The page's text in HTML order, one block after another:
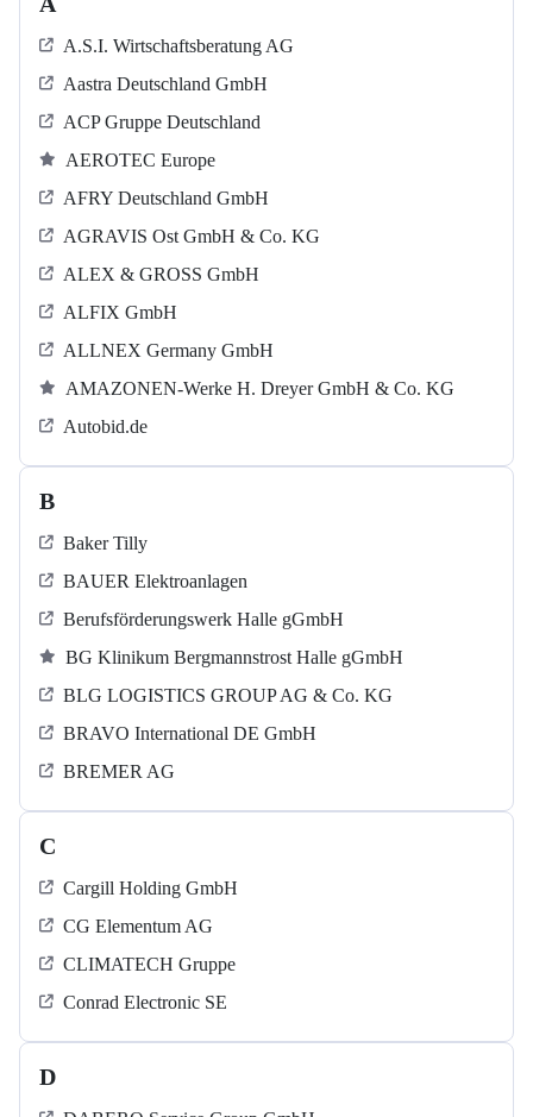
A.S.I. Wirtschaftsberatung AG
Aastra Deutschland GmbH
ACP Gruppe Deutschland
AEROTEC Europe
AFRY Deutschland GmbH
AGRAVIS Ost GmbH & Co. KG
ALEX & GROSS GmbH
ALFIX GmbH
ALLNEX Germany GmbH
AMAZONEN-Werke H. Dreyer GmbH & Co. KG
Autobid.de
B
Baker Tilly
BAUER Elektroanlagen
Berufsförderungswerk Halle gGmbH
BG Klinikum Bergmannstrost Halle gGmbH
BLG LOGISTICS GROUP AG & Co. KG
BRAVO International DE GmbH
BREMER AG
C
Cargill Holding GmbH
CG Elementum AG
CLIMATECH Gruppe
Conrad Electronic SE
D